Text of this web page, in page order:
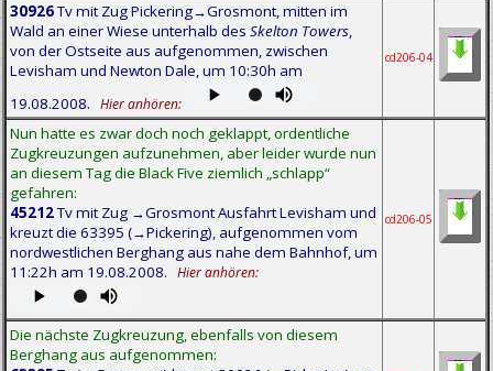
30926Tv mit Zug Pickering→Grosmont, mitten im
Wald an einer Wiese unterhalb desSkelton Towers,
von der Ostseite aus aufgenommen, zwischen
Levisham und Newton Dale, um 10:30h am
19.08.2008.
Hier anhören:
cd206-04
Nun hatte es zwar doch noch geklappt, ordentliche
Zugkreuzungen aufzunehmen, aber leider wurde nun
an diesem Tag die Black Five ziemlich „schlapp“
gefahren:
45212Tv mit Zug →Grosmont Ausfahrt Levisham und
kreuzt die 63395 (→Pickering), aufgenommen vom
nordwestlichen Berghang aus nahe dem Bahnhof, um
11:22h am 19.08.2008.
Hier anhören:
cd206-05
Die nächste Zugkreuzung, ebenfalls von diesem
Berghang aus aufgenommen: